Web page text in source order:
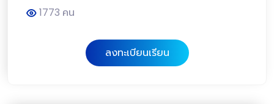
1773 คน
ลงทะเบียนเรียน